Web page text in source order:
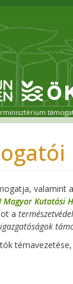
valamint a
Magyar Kutatási
a